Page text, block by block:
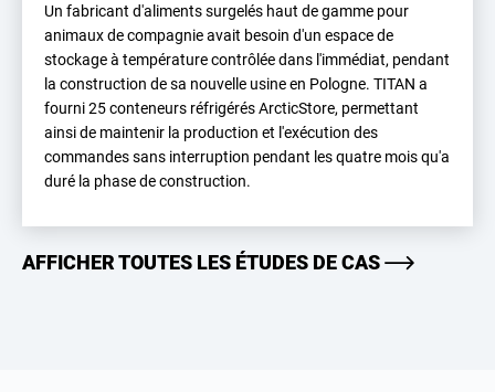
Un fabricant d'aliments surgelés haut de gamme pour
animaux de compagnie avait besoin d'un espace de
stockage à température contrôlée dans l'immédiat, pendant
la construction de sa nouvelle usine en Pologne. TITAN a
fourni 25 conteneurs réfrigérés ArcticStore, permettant
ainsi de maintenir la production et l'exécution des
commandes sans interruption pendant les quatre mois qu'a
duré la phase de construction.
AFFICHER TOUTES LES ÉTUDES DE CAS